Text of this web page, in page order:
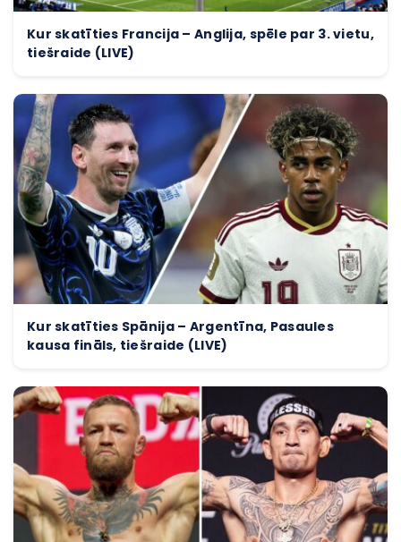
Kur skatīties Francija – Anglija, spēle par 3. vietu,
tiešraide (LIVE)
Kur skatīties Spānija – Argentīna, Pasaules
kausa fināls, tiešraide (LIVE)